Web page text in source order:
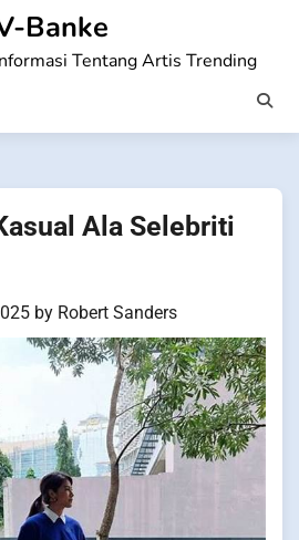
Banke
Tentang Artis Trending
Ala Selebriti
by Robert Sanders